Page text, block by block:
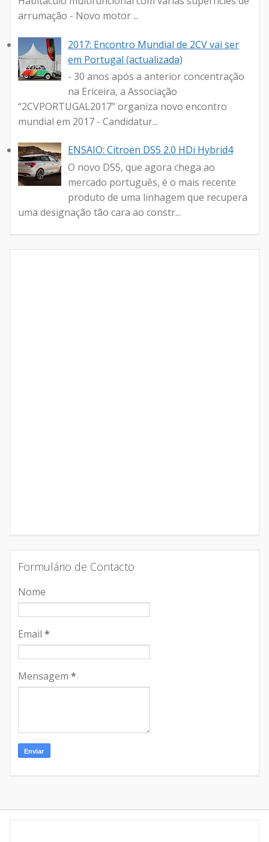
arrumação - Novo motor ...
2017: Encontro Mundial de 2CV vai ser
em Portugal (actualizada)
- 30 anos após a anterior concentração
na Ericeira, a Associação
“2CVPORTUGAL2017” organiza novo encontro
mundial em 2017 - Candidatur...
ENSAIO: Citroën DS5 2.0 HDi Hybrid4
O novo DS5, que agora chega ao
mercado português, é o mais recente
produto de uma linhagem que recupera
uma designação tão cara ao constr...
Formulário de Contacto
Nome
Email *
Mensagem *